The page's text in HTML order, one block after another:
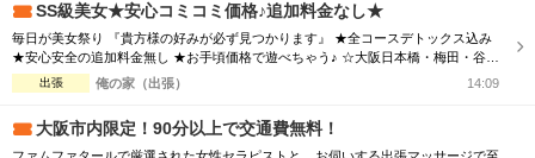
SS級美女★安心コミコミ価格♪追加料金なし★
毎日が美女祭り 『貴方様の好みが必ず見つかります』 ★全コースデトックス込み
★安心安全の追加料金無し ★お手頃価格で遊べちゃう♪ ☆大阪日本橋・梅田・谷
九・天王寺エリア ☆朝10時～翌朝6時まで営業中♀ ☆大阪全域出張対応♪ ☆毎日18
時～大阪市内交通費無料♪ ホテルで♪ご自宅で♪ 厳選された可愛いセラピストと 素
出張 俺の家（出張） 14:09
大阪市内限定！90分以上で交通費無料！